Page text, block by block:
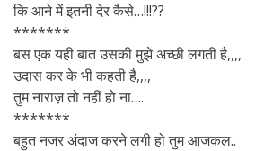
कि आने में इतनी देर कैसे…!!!??
*******
बस एक यही बात उसकी मुझे अच्छी लगती है,,,,
उदास कर के भी कहती है,,,,
तुम नाराज़ तो नहीं हो ना….
*******
बहुत नजर अंदाज करने लगी हो तुम आजकल..